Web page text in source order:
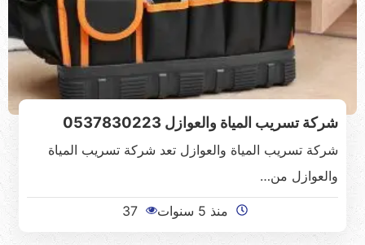
شركة تسريب المياة والعوازل 0537830223
شركة تسريب المياة والعوازل تعد شركة تسريب المياة
والعوازل من…
منذ 5 سنوات 37